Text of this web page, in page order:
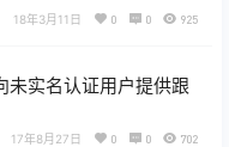
18年3月11日 0 0 925
未实名认证用户提供跟
17年8月27日 0 0 702